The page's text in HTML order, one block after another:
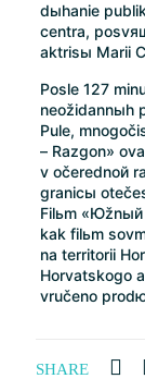
dыhanie
centra,
aktrisы Marii
Posle 127
neožidannыh
Pule,
– Razgon»
v očerednoй
granicы
Filьm «Юžnый
kak filьm
na territorii
Horvatskogo
vručeno
SHARE